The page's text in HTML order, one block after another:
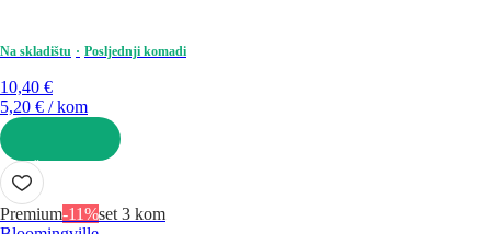
Na skladištu Posljednji komadi
10,40 €
5,20 € / kom
U KOŠARICU
Premium-11%set 3 kom